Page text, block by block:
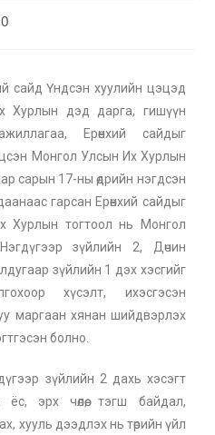
сайд Үндсэн хуулийн цэцэд
Хурлын дэд дарга, гишүүн
Ерөнхий сайдыг
Монгол Улсын Их Хурлын
сарын 17-ны өдрийн нэгдсэн
гарсан Ерөнхий сайдыг
Хурлын тогтоол нь Монгол
зүйлийн 2, Дөчин
зүйлийн 1 дэх хэсгийг
хүсэлт, ихэсгэсэн
маргаан хянан шийдвэрлэх
болно.
зүйлийн 2 дахь хэсэгт
эрх чөлөө, тэгш байдал,
хууль дээдлэх нь төрийн үйл